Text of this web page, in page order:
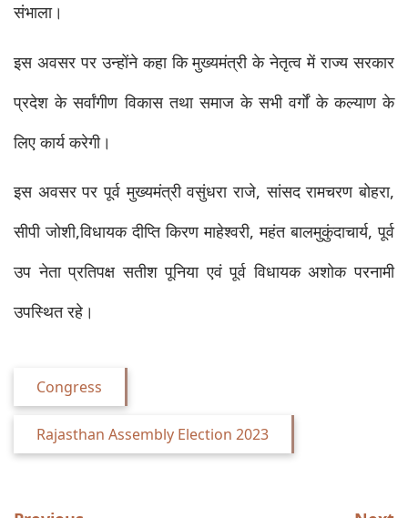
संभाला।
इस अवसर पर उन्होंने कहा कि मुख्यमंत्री के नेतृत्व में राज्य सरकार
प्रदेश के सर्वांगीण विकास तथा समाज के सभी वर्गों के कल्याण के
लिए कार्य करेगी।
इस अवसर पर पूर्व मुख्यमंत्री वसुंधरा राजे, सांसद रामचरण बोहरा,
सीपी जोशी,विधायक दीप्ति किरण माहेश्वरी, महंत बालमुकुंदाचार्य, पूर्व
उप नेता प्रतिपक्ष सतीश पूनिया एवं पूर्व विधायक अशोक परनामी
उपस्थित रहे।
Congress
Rajasthan Assembly Election 2023